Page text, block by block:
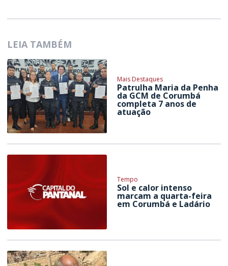
LEIA TAMBÉM
Mais Destaques
Patrulha Maria da Penha
da GCM de Corumbá
completa 7 anos de
atuação
Tempo
Sol e calor intenso
marcam a quarta-feira
em Corumbá e Ladário